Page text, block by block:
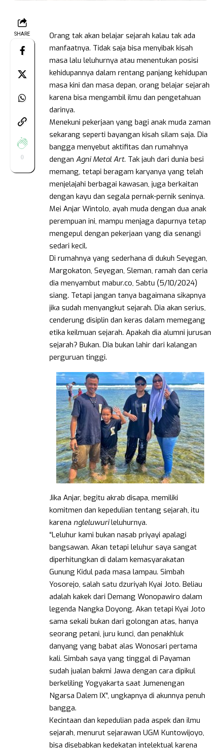
SHARE
0
Orang tak akan belajar sejarah kalau tak ada
manfaatnya. Tidak saja bisa menyibak kisah
masa lalu leluhurnya atau menentukan posisi
kehidupannya dalam rentang panjang kehidupan
masa kini dan masa depan, orang belajar sejarah
karena bisa mengambil ilmu dan pengetahuan
darinya.
Menekuni pekerjaan yang bagi anak muda zaman
sekarang seperti bayangan kisah silam saja. Dia
bangga menyebut aktifitas dan rumahnya
dengan Agni Metal Art. Tak jauh dari dunia besi
memang, tetapi beragam karyanya yang telah
menjelajahi berbagai kawasan, juga berkaitan
dengan kayu dan segala pernak-pernik seninya.
Mei Anjar Wintolo, ayah muda dengan dua anak
perempuan ini, mampu menjaga dapurnya tetap
mengepul dengan pekerjaan yang dia senangi
sedari kecil.
Di rumahnya yang sederhana di dukuh Seyegan,
Margokaton, Seyegan, Sleman, ramah dan ceria
dia menyambut mabur.co, Sabtu (5/10/2024)
siang. Tetapi jangan tanya bagaimana sikapnya
jika sudah menyangkut sejarah. Dia akan serius,
cenderung disiplin dan keras dalam memegang
etika keilmuan sejarah. Apakah dia alumni jurusan
sejarah? Bukan. Dia bukan lahir dari kalangan
perguruan tinggi.
Jika Anjar, begitu akrab disapa, memiliki
komitmen dan kepedulian tentang sejarah, itu
karena ngleluwurileluhurnya.
“Leluhur kami bukan nasab priyayi apalagi
bangsawan. Akan tetapi leluhur saya sangat
diperhitungkan di dalam kemasyarakatan
Gunung Kidul pada masa lampau. Simbah
Yosorejo, salah satu dzuriyah Kyai Joto. Beliau
adalah kakek dari Demang Wonopawiro dalam
legenda Nangka Doyong. Akan tetapi Kyai Joto
sama sekali bukan dari golongan atas, hanya
seorang petani, juru kunci, dan penakhluk
danyang yang babat alas Wonosari pertama
kali. Simbah saya yang tinggal di Payaman
sudah jualan bakmi Jawa dengan cara dipikul
berkeliling Yogyakarta saat Jumenengan
Ngarsa Dalem IX”, ungkapnya di akunnya penuh
bangga.
Kecintaan dan kepedulian pada aspek dan ilmu
sejarah, menurut sejarawan UGM Kuntowijoyo,
bisa disebabkan kedekatan intelektual karena